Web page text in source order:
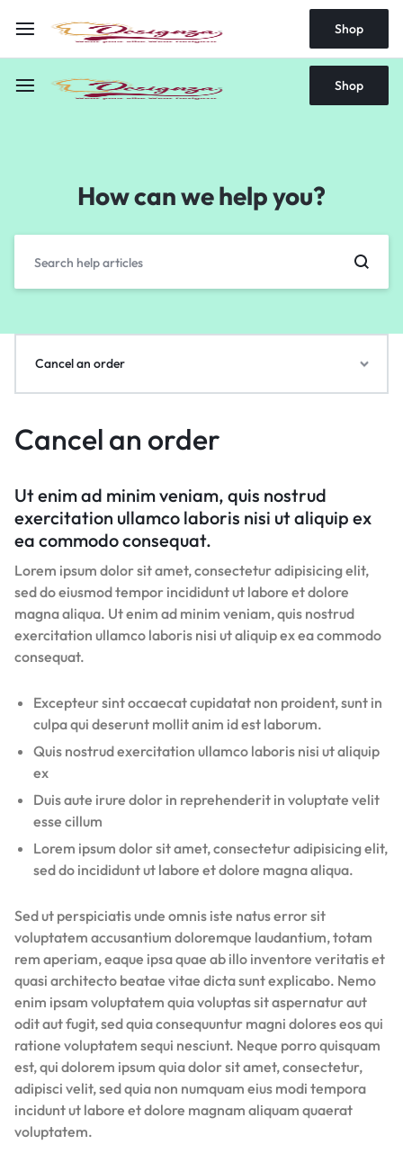
Shop
Shop
How can we help you?
Cancel an order
Ut enim ad minim veniam, quis nostrud
exercitation ullamco laboris nisi ut aliquip ex
ea commodo consequat.
Lorem ipsum dolor sit amet, consectetur adipisicing elit,
sed do eiusmod tempor incididunt ut labore et dolore
magna aliqua. Ut enim ad minim veniam, quis nostrud
exercitation ullamco laboris nisi ut aliquip ex ea commodo
consequat.
Excepteur sint occaecat cupidatat non proident, sunt in
culpa qui deserunt mollit anim id est laborum.
Quis nostrud exercitation ullamco laboris nisi ut aliquip
ex
Duis aute irure dolor in reprehenderit in voluptate velit
esse cillum
Lorem ipsum dolor sit amet, consectetur adipisicing elit,
sed do incididunt ut labore et dolore magna aliqua.
Sed ut perspiciatis unde omnis iste natus error sit
voluptatem accusantium doloremque laudantium, totam
rem aperiam, eaque ipsa quae ab illo inventore veritatis et
quasi architecto beatae vitae dicta sunt explicabo. Nemo
enim ipsam voluptatem quia voluptas sit aspernatur aut
odit aut fugit, sed quia consequuntur magni dolores eos qui
ratione voluptatem sequi nesciunt. Neque porro quisquam
est, qui dolorem ipsum quia dolor sit amet, consectetur,
adipisci velit, sed quia non numquam eius modi tempora
incidunt ut labore et dolore magnam aliquam quaerat
voluptatem.
Cancel an order